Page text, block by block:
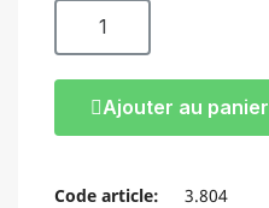
Ajouter au panier
Code article
3.804